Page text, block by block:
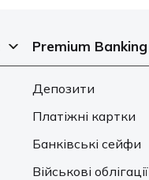
Premium Banking
Депозити
Платіжні картки
Банківські сейфи
Військові облігації